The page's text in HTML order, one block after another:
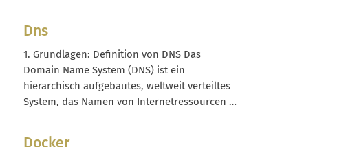
Formate, die auf fremden Webseiten, in Apps
oder innerhalb von Plattformen wie YouTube
und großen Publisher-Netzwerken
erscheinen. Im Unterschied...
Dns
1. Grundlagen: Definition von DNS Das
Domain Name System (DNS) ist ein
hierarchisch aufgebautes, weltweit verteiltes
System, das Namen von Internetressourcen in
Zahlenfolgen zu merken, kannst du Domains
Docker